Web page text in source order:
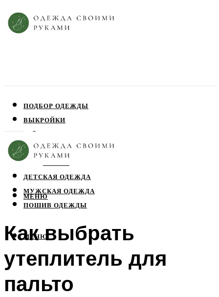
ПОДБОР ОДЕЖДЫ
ВЫКРОЙКИ
ЮБКИ
ДЕТСКАЯ ОДЕЖДА
МУЖСКАЯ ОДЕЖДА
ПОШИВ ОДЕЖДЫ
МЕНЮ
МЕНЮ
Как выбрать
утеплитель для
пальто